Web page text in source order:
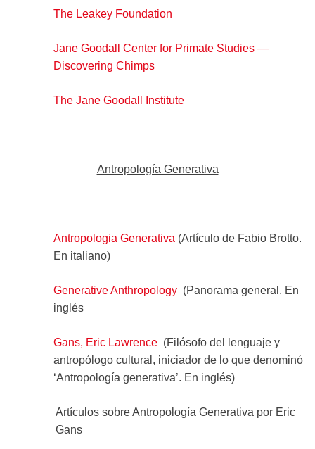
The Leakey Foundation
Jane Goodall Center for Primate Studies —
Discovering Chimps
The Jane Goodall Institute
Antropología Generativa
Antropologia Generativa (Artículo de Fabio Brotto.
En italiano)
Generative Anthropology(Panorama general. En
inglés
Gans, Eric Lawrence(Filósofo del lenguaje y
antropólogo cultural, iniciador de lo que denominó
‘Antropología generativa’. En inglés)
Artículos sobre Antropología Generativa por Eric
Gans